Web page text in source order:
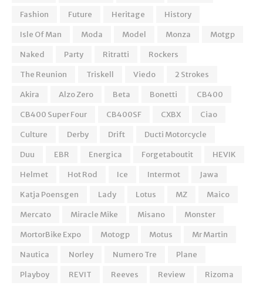
Fashion
Future Heritage
History
Isle Of Man
Moda Model Monza
Motgp
Naked
Party Ritratti
Rockers
The Reunion
Triskell Viedo
2 Strokes
Akira
Alzo Zero Beta Bonetti
CB400
CB400 Super Four
CB400SF CXBX
Ciao
Culture
Derby Drift
Ducti Motorcycle
Duu
EBR Energica Forgetaboutit
HEVIK
Helmet
Hot Rod Ice Intermot
Jawa
Katja Poensgen
Lady Lotus MZ
Maico
Mercato
Miracle Mike Misano
Monster
MortorBike Expo
Motogp Motus
Mr Martin
Nautica
Norley Numero Tre
Plane
Playboy
REVIT Reeves Review Rizoma